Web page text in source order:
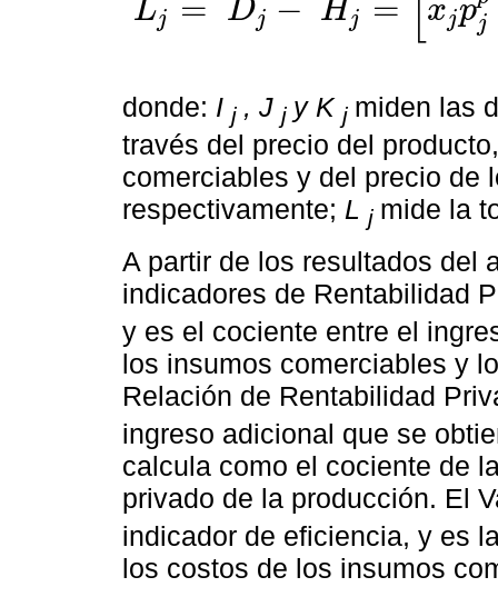
Lj = Dj − Hj = xjpj
Lj= D Hj= jp- ∑i= 1lxijp p- ∑f =1 Fxfjp [xjpje- ∑i
donde: I j , J j y K j miden las
través del precio del
comerciables y del precio de
respectivamente; L j mide la
A partir de los resultados del
indicadores de Rentabilidad
y es el cociente entre el
los insumos comerciables y
Relación de Rentabilidad
ingreso adicional que se
calcula como el cociente de
privado de la producción. El
indicador de eficiencia, y es
los costos de los insumos